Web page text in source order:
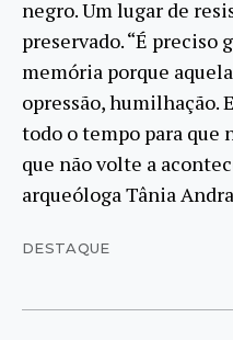
negro. Um lugar de
preservado. “É preciso
memória porque
opressão, humilhação.
todo o tempo para que
que não volte a
arqueóloga Tânia
DESTAQUE